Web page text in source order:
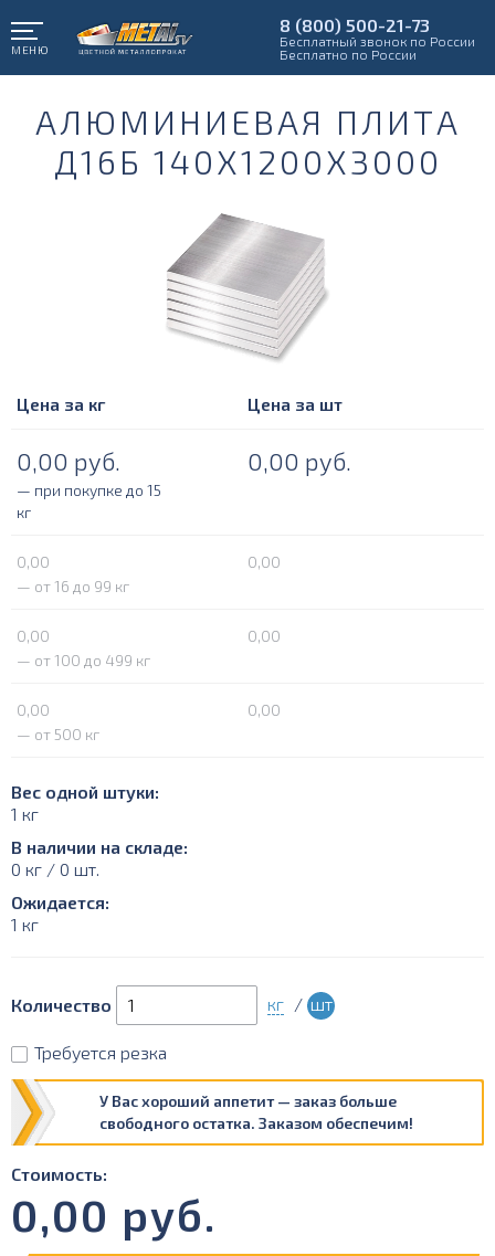
МЕНЮ
8 (800) 500-21-73
Бесплатный звонок по России
Бесплатно по России
АЛЮМИНИЕВАЯ ПЛИТА
Д16Б 140Х1200Х3000
Цена за кг Цена за шт
0,00 руб. 0,00 руб.
— при покупке до 15
кг
0,00
0,00
— от 16 до 99 кг
0,00
0,00
— от 100 до 499 кг
0,00
0,00
— от 500 кг
Вес одной штуки:
1 кг
В наличии на складе:
0 кг / 0 шт.
Ожидается:
1 кг
Количество кг / шт
Требуется резка
У Вас хороший аппетит — заказ больше
свободного остатка. Заказом обеспечим!
Стоимость:
0,00 руб.